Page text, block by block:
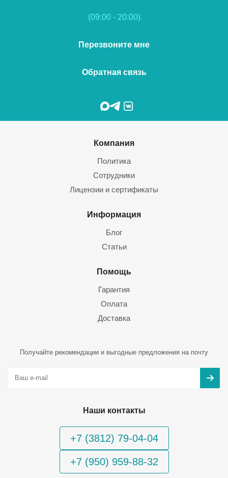
(09:00 - 20:00)
Перезвоните мне
Обратная связь
Компания
Политика
Сотрудники
Лицензии и сертификаты
Информация
Блог
Статьи
Помощь
Гарантия
Оплата
Доставка
Получайте рекомендации и выгодные предложения на почту
Наши контакты
+7 (3812) 79-04-04
+7 (950) 959-88-32